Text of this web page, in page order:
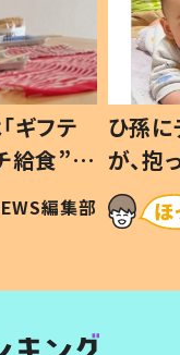
ギフテ
給食”を
和の親
編集部
ひ孫
が、
「涙が
い」